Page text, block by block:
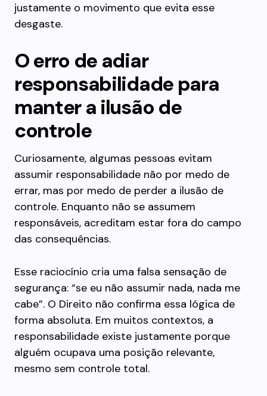
justamente o movimento que evita esse
desgaste.
O erro de adiar
responsabilidade para
manter a ilusão de
controle
Curiosamente, algumas pessoas evitam
assumir responsabilidade não por medo de
errar, mas por medo de perder a ilusão de
controle. Enquanto não se assumem
responsáveis, acreditam estar fora do campo
das consequências.
Esse raciocínio cria uma falsa sensação de
segurança: “se eu não assumir nada, nada me
cabe”. O Direito não confirma essa lógica de
forma absoluta. Em muitos contextos, a
responsabilidade existe justamente porque
alguém ocupava uma posição relevante,
mesmo sem controle total.